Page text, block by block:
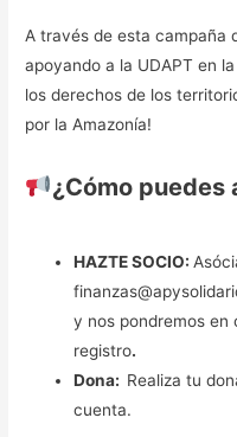
A través de esta campaña
apoyando a la UDAPT en
los derechos de los
por la Amazonía!
¿Cómo puedes
HAZTE SOCIO:
y nos pondremos
registro.
Dona: Realiza tu
cuenta.